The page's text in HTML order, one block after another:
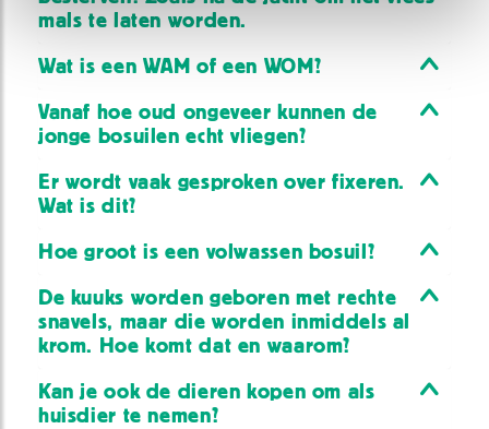
mals te laten worden.
Wat is een WAM of een WOM?
Vanaf hoe oud ongeveer kunnen de
jonge bosuilen echt vliegen?
Er wordt vaak gesproken over fixeren.
Wat is dit?
Hoe groot is een volwassen bosuil?
De kuuks worden geboren met rechte
snavels, maar die worden inmiddels al
krom. Hoe komt dat en waarom?
Kan je ook de dieren kopen om als
huisdier te nemen?